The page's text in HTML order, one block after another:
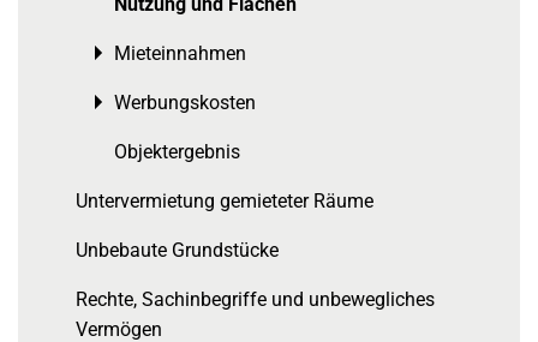
Mieteinnahmen
Toggle menu
Werbungskosten
Toggle menu
Objektergebnis
Untervermietung gemieteter Räume
Unbebaute Grundstücke
Rechte, Sachinbegriffe und unbewegliches
Vermögen